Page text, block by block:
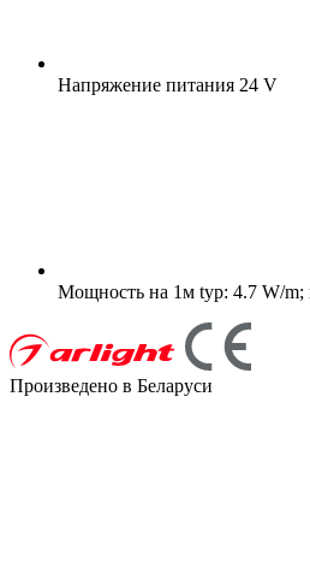
Напряжение питания 24 V
Мощность на 1м typ: 4.7 W/m;
Произведено в Беларуси